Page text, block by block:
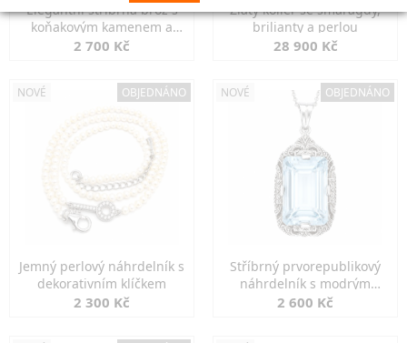
Elegantní stříbrná brož s
koňakovým kamenem a
markazity
2 700 Kč
Zlatý kolier se smaragdy,
brilianty a perlou
28 900 Kč
NOVÉ OBJEDNÁNO
Jemný perlový náhrdelník s
dekorativním klíčkem
2 300 Kč
NOVÉ OBJEDNÁNO
Stříbrný prvorepublikový
náhrdelník s modrým
spinelem
2 600 Kč